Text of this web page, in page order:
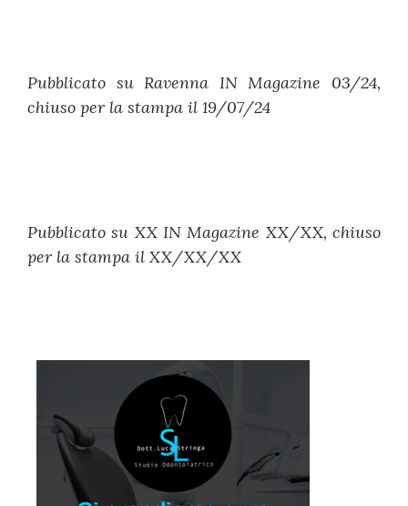
Pubblicato su Ravenna IN Magazine 03/24,
chiuso per la stampa il 19/07/24
Pubblicato su XX IN Magazine XX/XX, chiuso
per la stampa il XX/XX/XX